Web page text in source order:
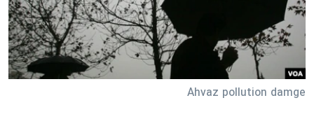
فرهنگ و زندگی
حقوق شهروندی
اقتصادی
علم و فناوری
مستندها
انتخابات ریاست جمهوری آمریکا ۲۰۲۴
حمله جمهوری اسلامی به اسرائیل
رمز مهسا
دنبال کنید
Ahvaz pollution damge